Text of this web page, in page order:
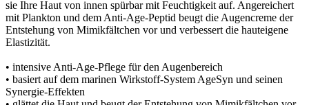
sie Ihre Haut von innen spürbar mit Feuchtigkeit auf. Angereichert
mit Plankton und dem Anti-Age-Peptid beugt die Augencreme der
Entstehung von Mimikfältchen vor und verbessert die hauteigene
Elastizität.
• intensive Anti-Age-Pflege für den Augenbereich
• basiert auf dem marinen Wirkstoff-System AgeSyn und seinen
Synergie-Effekten